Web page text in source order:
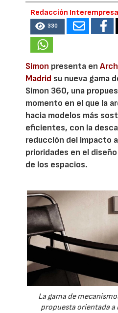
Redacción
330
Simon presenta en
Madrid su nueva gama
Simon 360, una
momento en el que la
hacia modelos más
eficientes, con la
reducción del impacto
prioridades en el
de los espacios.
La gama de
propuesta orientada a